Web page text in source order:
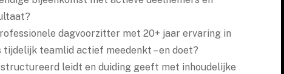
je event goed leiden.
dagvoorzitter met 20+ jaar ervaring in
tijdelijk teamlid actief meedenkt – en doet?
leidt en duiding geeft met inhoudelijke